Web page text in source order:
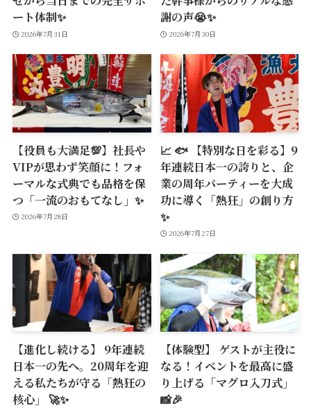
ート体制✨
2026年7月31日
謝の声😭✨
2026年7月30日
【役員も大満足💯】社長や
VIPが思わず笑顔に！フォ
ーマルな式典でも品格を保
つ「一流のおもてなし」✨
2026年7月28日
📈 🐟 【特別な日を彩る】9
年連続日本一の誇りと、企
業の周年パーティーを大成
功に導く「熱狂」の創り方
✨
2026年7月27日
【進化し続ける】 9年連続
日本一の先へ。20周年を迎
える私たちが守る「熱狂の
核心」 🚀✨
【体験型】 ゲストが主役に
なる！イベントを最高に盛
り上げる「マグロ入刀式」
📸🎉